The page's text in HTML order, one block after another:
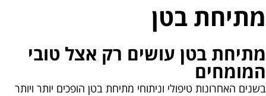
מתיחת בטן
מתיחת בטן עושים רק אצל טובי
המומחים
בשנים האחרונות טיפולי וניתוחי מתיחת בטן הופכים יותר ויותר